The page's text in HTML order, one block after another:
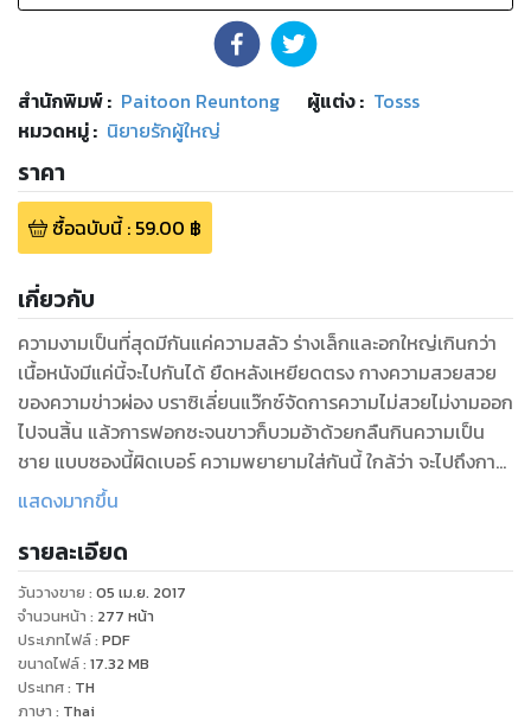
สำนักพิมพ์: Paitoon Reuntong ผู้แต่ง : Tosss
หมวดหมู่: นิยายรักผู้ใหญ่
ราคา
ซื้อฉบับนี้: 59.00 ฿
เกี่ยวกับ
ความงามเป็นที่สุดมีกันแค่ความสลัว ร่างเล็กและอกใหญ่เกินกว่า
เนื้อหนังมีแค่นี้จะไปกันได้ ยืดหลังเหยียดตรง กางความสวยสวย
ของความข่าวผ่อง บราซิเลี่ยนแว๊กซ์จัดการความไม่สวยไม่งามออก
ไปจนสิ้น แล้วการฟอกซะจนขาวก็บวมอ้าด้วยกลืนกินความเป็น
ชาย แบบซองนี้ผิดเบอร์ ความพยายามใส่กันนี้ ใกล้ว่า จะไปถึงการ
ฉีกขาด
ความเสียวซ่าน ติ่งน้อยห้อเลือด แดงปั๊ดด้วยแรงกระทำรุนแรง
“ซี๊ด อย่างนี้แหละดี”
มีคำชมกันได้ซะ นิ้วเขาได้บี้บดกดใส่ ความดีๆ ติ่งเล็กหุ้มอยู่เหนือ
จุดศูนย์รวมเส้นประสาท แล่นลิ่วเค้นความเสียวซ่านขึ้นไปจน
ใบหน้า แก้มขาวผ่องกลายเป็นสีแดงแห่งเลือด
“แรงอีก แรงอีก”
แสดงมากขึ้น
รายละเอียด
วันวางขาย : 05 เม.ย. 2017
จำนวนหน้า : 277 หน้า
ประเภทไฟล์: PDF
ขนาดไฟล์: 17.32 MB
ประเทศ: TH
ภาษา : Thai